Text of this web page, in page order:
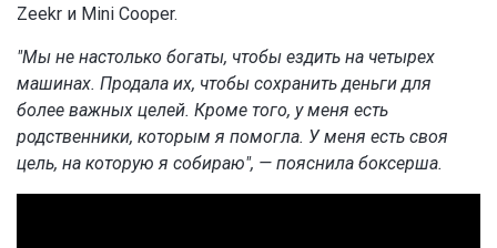
Zeekr и Mini Cooper.
"Мы не настолько богаты, чтобы ездить на четырех
машинах. Продала их, чтобы сохранить деньги для
более важных целей. Кроме того, у меня есть
родственники, которым я помогла. У меня есть своя
цель, на которую я собираю", — пояснила боксерша.